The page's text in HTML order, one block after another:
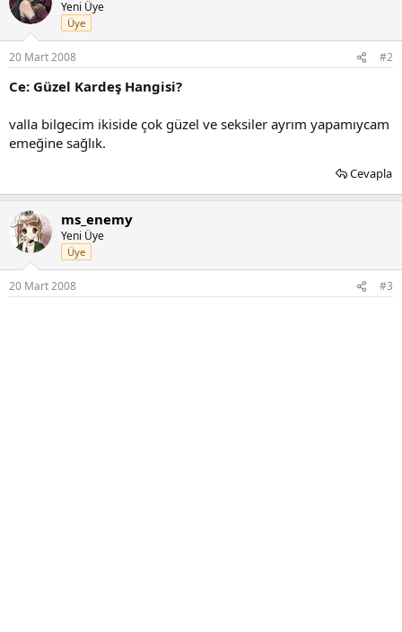
Yeni Üye
Üye
20 Mart 2008 #2
Ce: Güzel Kardeş Hangisi?
valla bilgecim ikiside çok güzel ve seksiler ayrım yapamıycam
emeğine sağlık.
Cevapla
ms_enemy
Yeni Üye
Üye
20 Mart 2008 #3